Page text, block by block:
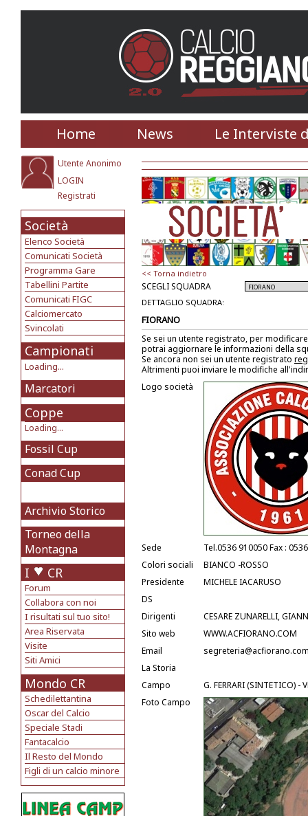
Home News Le Interviste
Utente Anonimo
LOGIN
Registrati
Società
Elenco Società
Comunicati Società
Programma Gare
Tabellini Partite
Comunicati FIGC
Calciomercato
Svincolati
Campionati
Loading...
Marcatori
Coppe
Loading...
Fossil Cup
Conad Cup
Archivio Storico
Torneo della
Montagna
I CR
Forum
Collabora con noi
I risultati sul tuo sito!
Area Riservata
Visite
Siti Amici
Mondo CR
Schedilettantina
Oscar del Calcio
Speciale Stadi
Fantacalcio
Il Resto del Mondo
Figli di un calcio minore
<< Torna indietro
SCEGLI SQUADRA
DETTAGLIO SQUADRA:
FIORANO
Se sei un utente registrato, per
potrai aggiornare le informazioni della
Se ancora non sei un utente registrato
Altrimenti puoi inviare le modifiche
Logo società
Sede
Tel.0536 910050 Fax :
Colori sociali
BIANCO -ROSSO
Presidente
MICHELE IACARUSO
DS
Dirigenti
CESARE ZUNARELLI,
Sito web
WWW.ACFIORANO.COM
Email
La Storia
Campo
G. FERRARI (SINTETICO) -
Foto Campo